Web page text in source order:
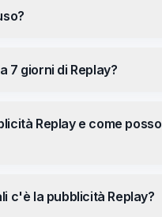
7 giorni di Replay?
Replay e come posso
c'è la pubblicità Replay?